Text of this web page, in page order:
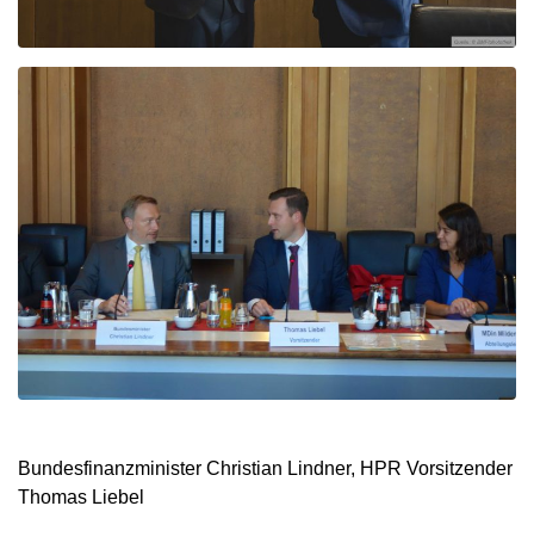
Bundesfinanzminister Christian Lindner, HPR Vorsitzender
Thomas Liebel